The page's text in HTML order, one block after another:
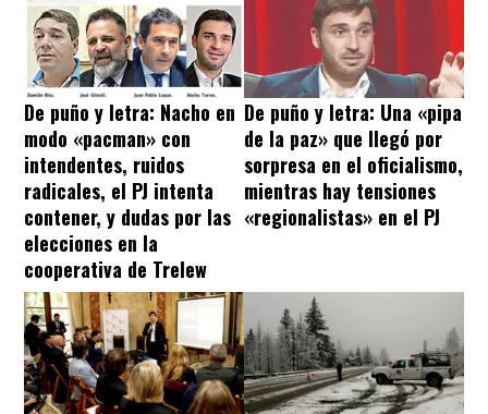
De puño y letra: Nacho en
modo «pacman» con
intendentes, ruidos
radicales, el PJ intenta
contener, y dudas por las
elecciones en la
cooperativa de Trelew
De puño y letra: Una «pipa
de la paz» que llegó por
sorpresa en el oficialismo,
mientras hay tensiones
«regionalistas» en el PJ